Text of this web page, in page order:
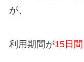
が、
利用期間が15日間